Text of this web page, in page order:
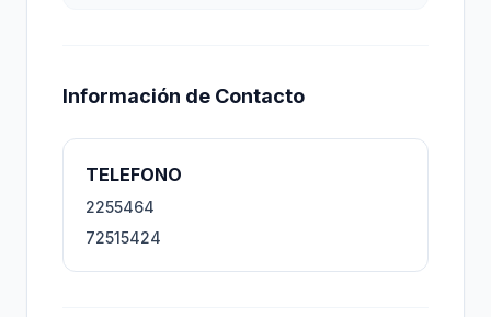
Información de Contacto
TELEFONO
2255464
72515424